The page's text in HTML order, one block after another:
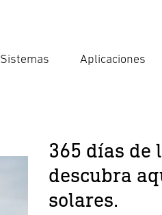
Sistemas Aplicaciones
365 días de
descubra
solares.